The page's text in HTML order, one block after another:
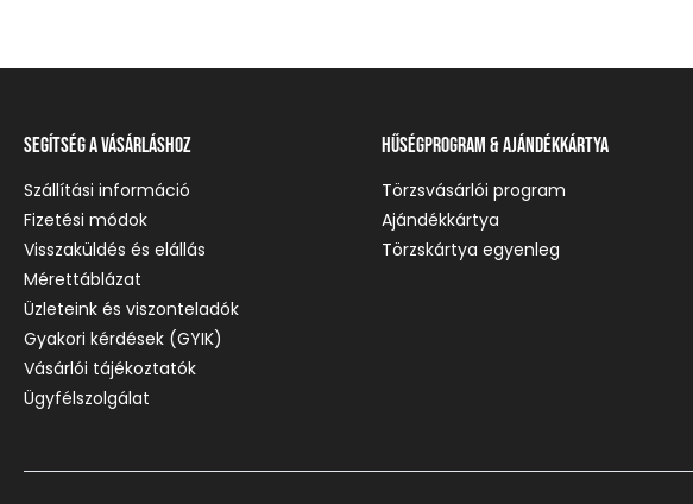
Segítség a vásárláshoz
Szállítási információ
Fizetési módok
Visszaküldés és elállás
Mérettáblázat
Üzleteink és viszonteladók
Gyakori kérdések (GYIK)
Vásárlói tájékoztatók
Ügyfélszolgálat
Hűségprogram & Ajándékkártya
Törzsvásárlói program
Ajándékkártya
Törzskártya egyenleg